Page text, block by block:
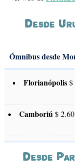
Desde
Ómnibus desde
Florianópolis $
Camboriú $
Desde